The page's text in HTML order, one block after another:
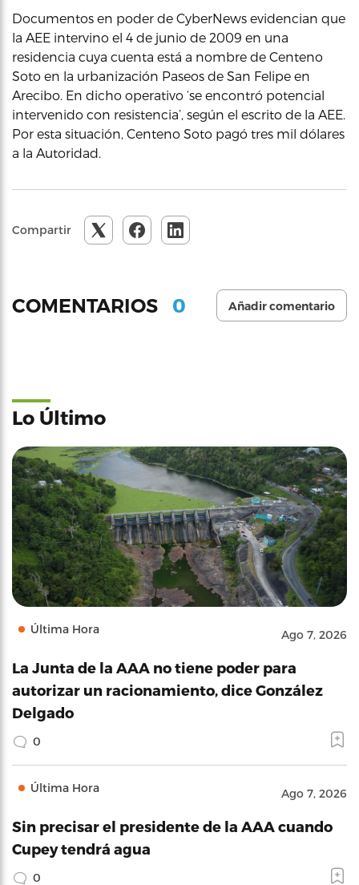
Documentos en poder de CyberNews evidencian que
la AEE intervino el 4 de junio de 2009 en una
residencia cuya cuenta está a nombre de Centeno
Soto en la urbanización Paseos de San Felipe en
Arecibo. En dicho operativo ‘se encontró potencial
intervenido con resistencia’, según el escrito de la AEE.
Por esta situación, Centeno Soto pagó tres mil dólares
a la Autoridad.
Compartir
COMENTARIOS 0 Añadir comentario
Lo Último
Última Hora Ago 7, 2026
La Junta de la AAA no tiene poder para
autorizar un racionamiento, dice González
Delgado
0
Última Hora Ago 7, 2026
Sin precisar el presidente de la AAA cuando
Cupey tendrá agua
0